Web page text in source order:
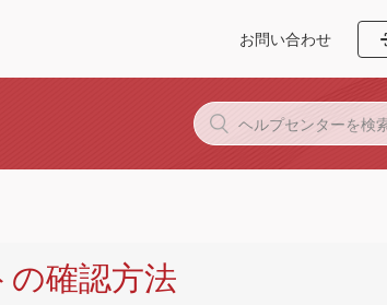
お問い合わせ
の確認方法